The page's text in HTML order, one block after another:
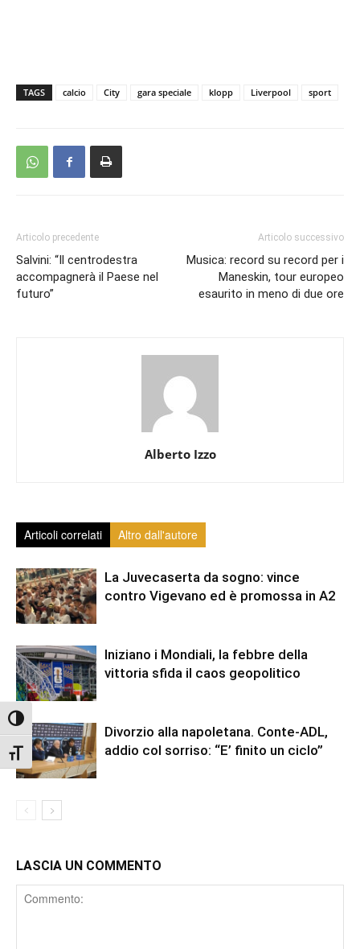
Attiva/disattiva alto contrasto
Attiva/disattiva dimensione testo
TAGS calcio City gara speciale klopp Liverpool sport
Articolo precedente
Salvini: “Il centrodestra
accompagnerà il Paese nel
futuro”
Articolo successivo
Musica: record su record per i
Maneskin, tour europeo
esaurito in meno di due ore
Alberto Izzo
Articoli correlati Altro dall'autore
La Juvecaserta da sogno: vince
contro Vigevano ed è promossa in A2
Iniziano i Mondiali, la febbre della
vittoria sfida il caos geopolitico
Divorzio alla napoletana. Conte-ADL,
addio col sorriso: “E’ finito un ciclo”
LASCIA UN COMMENTO
Comment